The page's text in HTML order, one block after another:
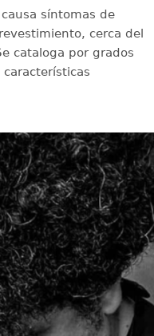
síntomas de
cerca del
cataloga por grados